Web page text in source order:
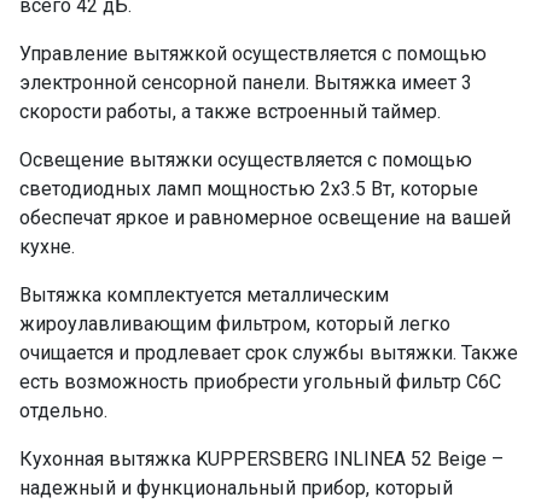
всего 42 дБ.
Управление вытяжкой осуществляется с помощью
электронной сенсорной панели. Вытяжка имеет 3
скорости работы, а также встроенный таймер.
Освещение вытяжки осуществляется с помощью
светодиодных ламп мощностью 2х3.5 Вт, которые
обеспечат яркое и равномерное освещение на вашей
кухне.
Вытяжка комплектуется металлическим
жироулавливающим фильтром, который легко
очищается и продлевает срок службы вытяжки. Также
есть возможность приобрести угольный фильтр С6С
отдельно.
Кухонная вытяжка KUPPERSBERG INLINEA 52 Beige –
надежный и функциональный прибор, который